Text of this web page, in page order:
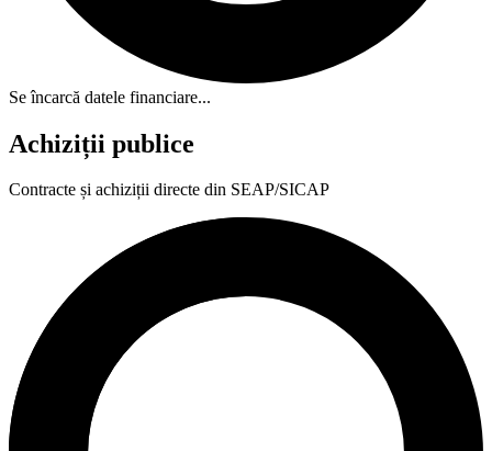
Se încarcă datele financiare...
Achiziții publice
Contracte și achiziții directe din SEAP/SICAP